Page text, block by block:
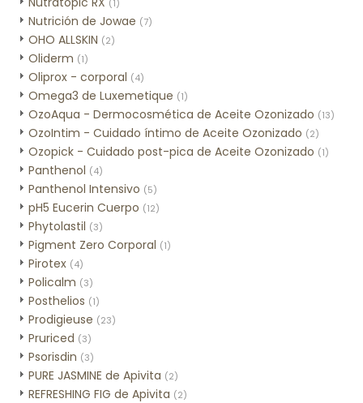
(1)
Nutrición de Jowae (7)
OHO ALLSKIN (2)
Oliderm (1)
Oliprox - corporal (4)
Omega3 de Luxemetique (1)
OzoAqua - Dermocosmética de Aceite Ozonizado (13)
OzoIntim - Cuidado íntimo de Aceite Ozonizado (2)
Ozopick - Cuidado post-pica de Aceite Ozonizado (1)
Panthenol (4)
Panthenol Intensivo (5)
pH5 Eucerin Cuerpo (12)
Phytolastil (3)
Pigment Zero Corporal (1)
Pirotex (4)
Policalm (3)
Posthelios (1)
Prodigieuse (23)
Pruriced (3)
Psorisdin (3)
PURE JASMINE de Apivita (2)
REFRESHING FIG de Apivita (2)